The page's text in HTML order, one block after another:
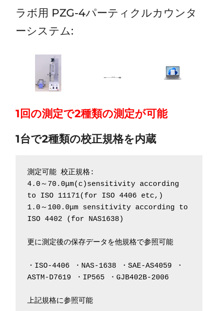
ラボ用 PZG-4パーティクルカウンタ
ーシステム:
1回の測定で2種類の測定が可能
1台で2種類の校正規格を内蔵
測定可能 校正規格:
4.0～70.0μm(c)sensitivity according
to ISO 11171(for ISO 4406 etc,)
1.0～100.0μm sensitivity according to
ISO 4402 (for NAS1638)
更に測定後の保存データを他規格で参照可能
・ISO-4406 ・NAS-1638 ・SAE-AS4059 ・
ASTM-D7619 ・IP565 ・GJB402B-2006
上記規格に参照可能